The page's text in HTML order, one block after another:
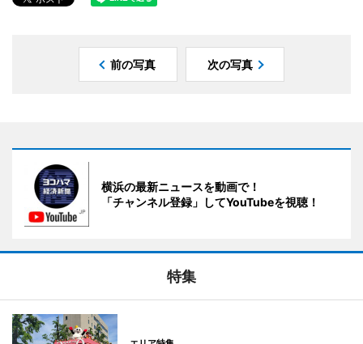
前の写真 次の写真
横浜の最新ニュースを動画で！
「チャンネル登録」してYouTubeを視聴！
特集